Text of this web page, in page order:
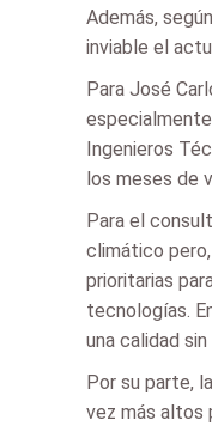
Además,
inviable el
Para José
Ingenieros
los meses de
Para el
climático
prioritarias
tecnologías.
una calidad
Por su parte,
vez más altos